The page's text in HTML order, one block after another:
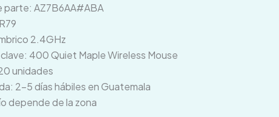
parte: AZ7B6AA#ABA
2.4GHz
400 Quiet Maple Wireless Mouse
unidades
2–5 días hábiles en Guatemala
depende de la zona